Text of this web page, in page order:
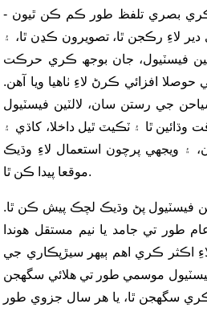
بصري تلفظ طور ڪم ڪن ٿيون -
لاءِ رڪجن ٿا، تصويرون ڪڍن ٿا، ۽
فيسٽيول، جان بوجھ ڪري حرڪت
افزائي ڪرڻ لاءِ ٺاهيا ويا آهن.
جي رستن سان، لالٽين فيسٽيول
ٿا ۽ ٽڪيٽ ٿيل داخلا، کاڌي ۽
۽ ويجهي پرچون استعمال لاءِ وڌيڪ
موقعا پيدا ڪن ٿا.
فيسٽيول پڻ وڌيڪ لچڪ پيش ڪن ٿا.
طور تي جامد يا نيم مستقل هوندا
اڪثر ڪري اهم ٻيهر سيڙپڪاري جي
موسمي طور تي هلائي سگهجن
سگهجن ٿا، يا هر سال جزوي طور